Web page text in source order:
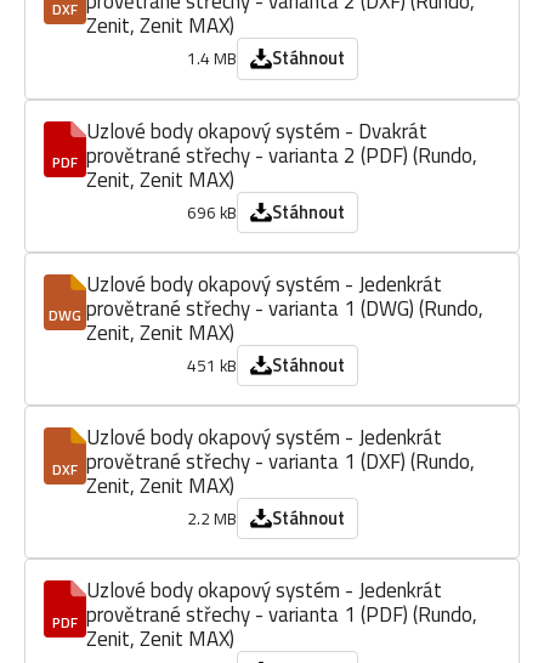
DXF
Zenit, Zenit MAX)
1.4 MB Stáhnout
PDF
Uzlové body okapový systém - Dvakrát
provětrané střechy - varianta 2 (PDF) (Rundo,
Zenit, Zenit MAX)
696 kB Stáhnout
DWG
Uzlové body okapový systém - Jedenkrát
provětrané střechy - varianta 1 (DWG) (Rundo,
Zenit, Zenit MAX)
451 kB Stáhnout
DXF
Uzlové body okapový systém - Jedenkrát
provětrané střechy - varianta 1 (DXF) (Rundo,
Zenit, Zenit MAX)
2.2 MB Stáhnout
PDF
Uzlové body okapový systém - Jedenkrát
provětrané střechy - varianta 1 (PDF) (Rundo,
Zenit, Zenit MAX)